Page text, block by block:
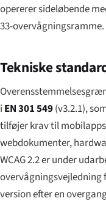
opererer sideløbende
33-overvågningsramme.
Tekniske
i EN 301 549(v3.2.1),
tilføjer krav til
webdokumenter,
WCAG 2.2 er under
overvågningsvejledning
version efter en